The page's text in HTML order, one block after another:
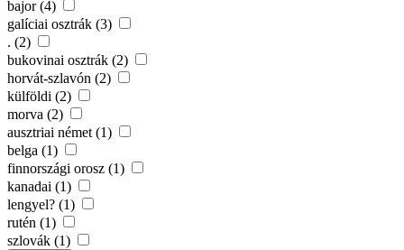
bajor (4)
galíciai osztrák (3)
. (2)
bukovinai osztrák (2)
horvát-szlavón (2)
külföldi (2)
morva (2)
ausztriai német (1)
belga (1)
finnországi orosz (1)
kanadai (1)
lengyel? (1)
rutén (1)
szlovák (1)